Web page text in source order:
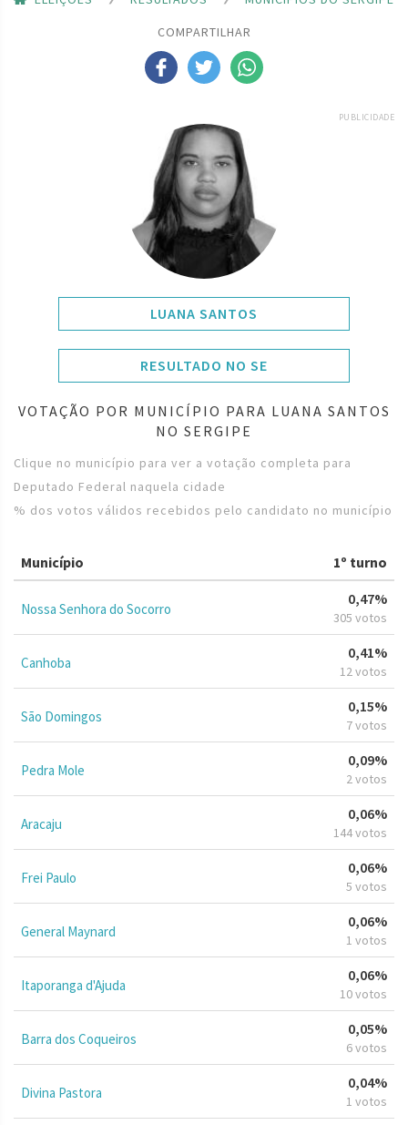
COMPARTILHAR
PUBLICIDADE
LUANA SANTOS
RESULTADO NO SE
VOTAÇÃO POR MUNICÍPIO PARA LUANA SANTOS
NO SERGIPE
Clique no município para ver a votação completa para
Deputado Federal naquela cidade
% dos votos válidos recebidos pelo candidato no município
Município 1º turno
Nossa Senhora do Socorro
0,47%
305 votos
Canhoba
0,41%
12 votos
São Domingos
0,15%
7 votos
Pedra Mole
0,09%
2 votos
Aracaju
0,06%
144 votos
Frei Paulo
0,06%
5 votos
General Maynard
0,06%
1 votos
Itaporanga d'Ajuda
0,06%
10 votos
Barra dos Coqueiros
0,05%
6 votos
Divina Pastora
0,04%
1 votos